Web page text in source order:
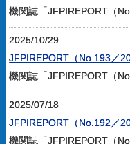
機関誌「JFPIREPORT（
2025/10/29
JFPIREPORT（No.193／
機関誌「JFPIREPORT（
2025/07/18
JFPIREPORT（No.192／
機関誌「JFPIREPORT（